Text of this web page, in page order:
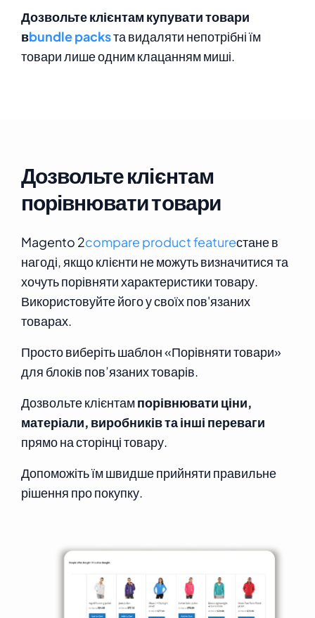
Дозвольте клієнтам купувати товари
вbundle packsта видаляти непотрібні їм
товари лише одним клацанням миші.
Дозвольте клієнтам
порівнювати товари
Magento 2compare product featureстане в
нагоді, якщо клієнти не можуть визначитися та
хочуть порівняти характеристики товару.
Використовуйте його у своїх пов'язаних
товарах.
Просто виберіть шаблон «Порівняти товари»
для блоків пов’язаних товарів.
Дозвольте клієнтампорівнювати ціни,
матеріали, виробників та інші переваги
прямо на сторінці товару.
Допоможіть їм швидше прийняти правильне
рішення про покупку.